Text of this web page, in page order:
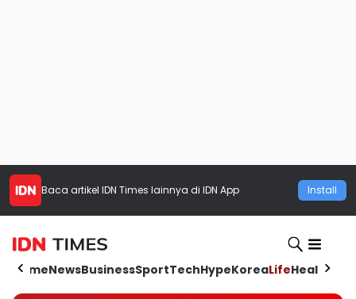
Baca artikel IDN Times lainnya di IDN App Install
HomeNewsBusinessSportTechHypeKoreaLifeHealth